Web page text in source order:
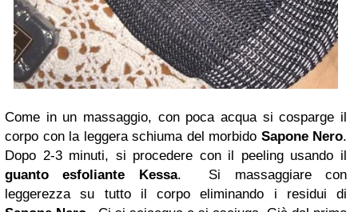
Come in un massaggio, con poca acqua si cosparge il
corpo con la leggera schiuma del morbido Sapone Nero.
Dopo 2-3 minuti, si procedere con il peeling usando il
guanto esfoliante Kessa. Si massaggiare con
leggerezza su tutto il corpo eliminando i residui di